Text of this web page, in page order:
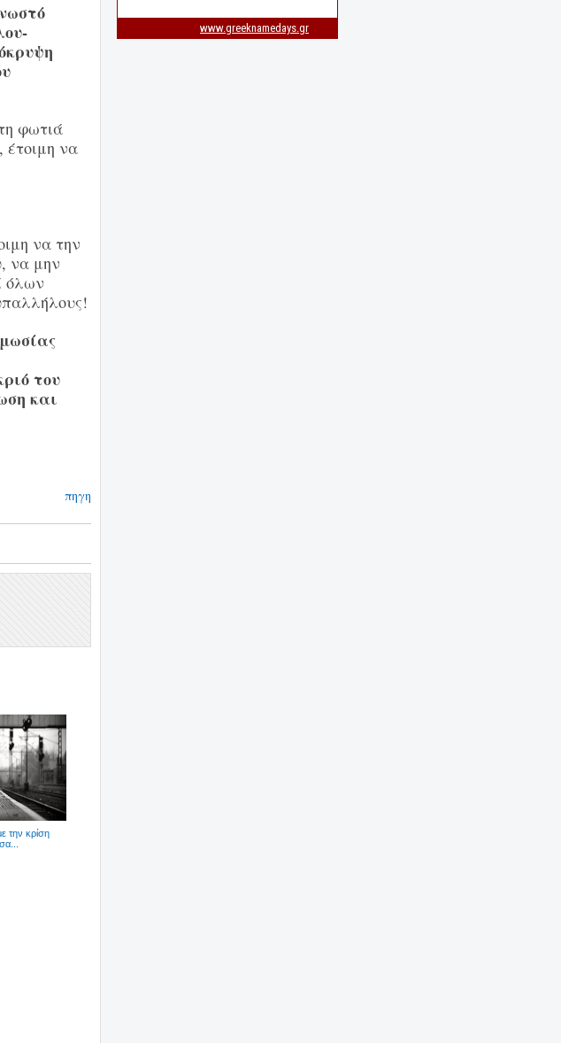
φωτιά
να
να την
να μην
όλων
του
και
πηγη
την κρίση